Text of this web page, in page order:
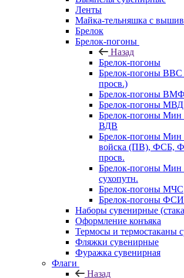
Ленты
Майка-тельняшка с
Брелок
Брелок-погоны
Назад
Брелок-погоны
Брелок-погоны ВВС
просв.)
Брелок-погоны ВМФ
Брелок-погоны МВД
Брелок-погоны
ВДВ
Брелок-погоны
войска (ПВ), ФСБ,
просв.
Брелок-погоны
сухопутн.
Брелок-погоны МЧС
Брелок-погоны
Наборы сувенирные
Оформление конъяка
Термосы и термостаканы
Фляжки сувенирные
Фуражка сувенирная
Флаги
Назад